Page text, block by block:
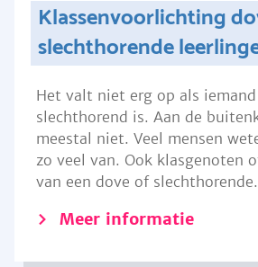
Klassenvoorlichting
slechthorende
Het valt niet erg op als
slechthorend is. Aan de
meestal niet. Veel mensen
zo veel van. Ook klasgenoten
van een dove of
Meer informatie